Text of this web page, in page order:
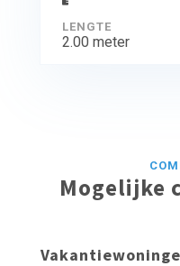
LENGTE
2.00 meter
Mogelijke